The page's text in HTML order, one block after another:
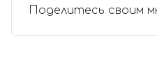
Поделитесь своим